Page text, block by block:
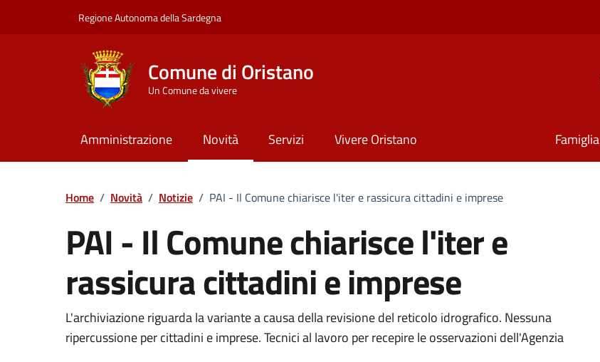
Regione Autonoma della Sardegna
Comune di Oristano
Un Comune da vivere
Amministrazione Novità Servizi Vivere Oristano Famiglia
Home / Novità / Notizie / PAI - Il Comune chiarisce l'iter e rassicura cittadini e imprese
PAI - Il Comune chiarisce l'iter e
rassicura cittadini e imprese
Dettagli della notizia
L'archiviazione riguarda la variante a causa della revisione del reticolo idrografico. Nessuna
ripercussione per cittadini e imprese. Tecnici al lavoro per recepire le osservazioni dell'Agenzia